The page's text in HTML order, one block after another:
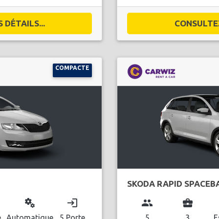
DÉTAILS...
COMPACTE
miscellaneous_services login
SKODA RAPID
group business_center